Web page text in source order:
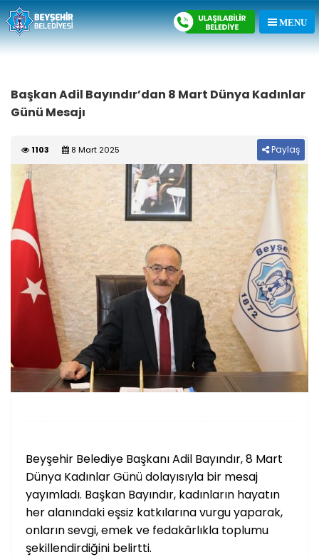
Başkan Adil Bayındır’dan 8 Mart Dünya Kadınlar
Günü Mesajı
1103 8 Mart 2025 Paylaş
Beyşehir Belediye Başkanı Adil Bayındır, 8 Mart
Dünya Kadınlar Günü dolayısıyla bir mesaj
yayımladı. Başkan Bayındır, kadınların hayatın
her alanındaki eşsiz katkılarına vurgu yaparak,
onların sevgi, emek ve fedakârlıkla toplumu
şekillendirdiğini belirtti.